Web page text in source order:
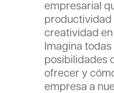
empresarial
productividad
creatividad
Imagina todas
posibilidades
ofrecer y
empresa a